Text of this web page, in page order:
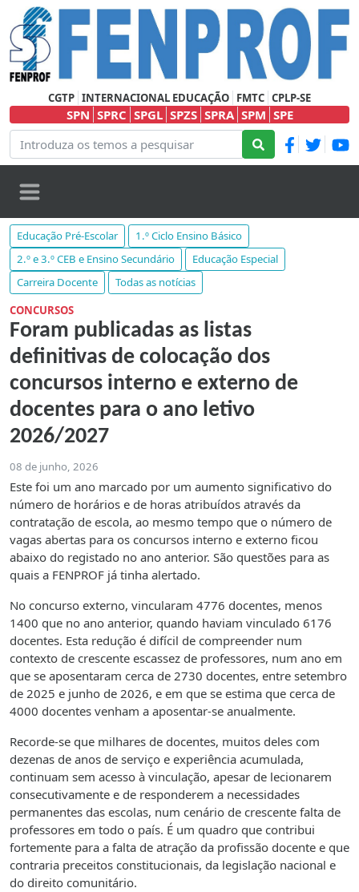
CGTP INTERNACIONAL EDUCAÇÃO FMTC CPLP-SE
SPN SPRC SPGL SPZS SPRA SPM SPE
Educação Pré-Escolar
1.º Ciclo Ensino Básico
2.º e 3.º CEB e Ensino Secundário
Educação Especial
Carreira Docente
Todas as notícias
CONCURSOS
Foram publicadas as listas
definitivas de colocação dos
concursos interno e externo de
docentes para o ano letivo
2026/2027
08 de junho, 2026
Este foi um ano marcado por um aumento significativo do
número de horários e de horas atribuídos através da
contratação de escola, ao mesmo tempo que o número de
vagas abertas para os concursos interno e externo ficou
abaixo do registado no ano anterior. São questões para as
quais a FENPROF já tinha alertado.
No concurso externo, vincularam 4776 docentes, menos
1400 que no ano anterior, quando haviam vinculado 6176
docentes. Esta redução é difícil de compreender num
contexto de crescente escassez de professores, num ano em
que se aposentaram cerca de 2730 docentes, entre setembro
de 2025 e junho de 2026, e em que se estima que cerca de
4000 docentes venham a aposentar-se anualmente.
Recorde-se que milhares de docentes, muitos deles com
dezenas de anos de serviço e experiência acumulada,
continuam sem acesso à vinculação, apesar de lecionarem
consecutivamente e de responderem a necessidades
permanentes das escolas, num cenário de crescente falta de
professores em todo o país. É um quadro que contribui
fortemente para a falta de atração da profissão docente e que
contraria preceitos constitucionais, da legislação nacional e
do direito comunitário.